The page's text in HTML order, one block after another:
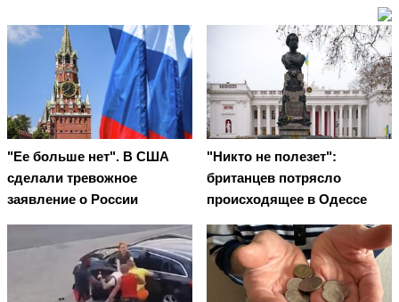
"Ее больше нет". В США
сделали тревожное
заявление о России
"Никто не полезет":
британцев потрясло
происходящее в Одессе